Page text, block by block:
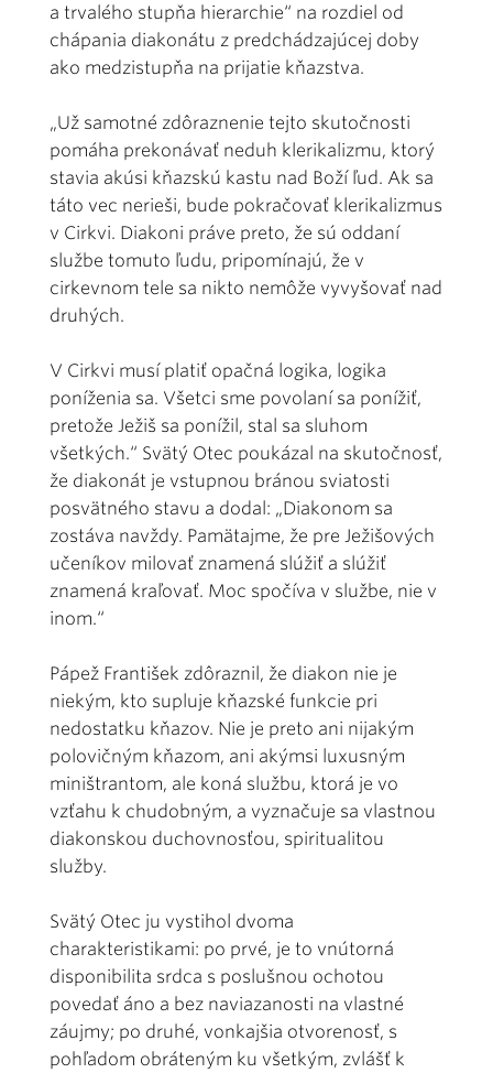
a trvalého stupňa hierarchie“ na rozdiel od
chápania diakonátu z predchádzajúcej doby
ako medzistupňa na prijatie kňazstva.
„Už samotné zdôraznenie tejto skutočnosti
pomáha prekonávať neduh klerikalizmu, ktorý
stavia akúsi kňazskú kastu nad Boží ľud. Ak sa
táto vec nerieši, bude pokračovať klerikalizmus
v Cirkvi. Diakoni práve preto, že sú oddaní
službe tomuto ľudu, pripomínajú, že v
cirkevnom tele sa nikto nemôže vyvyšovať nad
druhých.
V Cirkvi musí platiť opačná logika, logika
poníženia sa. Všetci sme povolaní sa ponížiť,
pretože Ježiš sa ponížil, stal sa sluhom
všetkých.“ Svätý Otec poukázal na skutočnosť,
že diakonát je vstupnou bránou sviatosti
posvätného stavu a dodal: „Diakonom sa
zostáva navždy. Pamätajme, že pre Ježišových
učeníkov milovať znamená slúžiť a slúžiť
znamená kraľovať. Moc spočíva v službe, nie v
inom.“
Pápež František zdôraznil, že diakon nie je
niekým, kto supluje kňazské funkcie pri
nedostatku kňazov. Nie je preto ani nijakým
polovičným kňazom, ani akýmsi luxusným
miništrantom, ale koná službu, ktorá je vo
vzťahu k chudobným, a vyznačuje sa vlastnou
diakonskou duchovnosťou, spiritualitou
služby.
Svätý Otec ju vystihol dvoma
charakteristikami: po prvé, je to vnútorná
disponibilita srdca s poslušnou ochotou
povedať áno a bez naviazanosti na vlastné
záujmy; po druhé, vonkajšia otvorenosť, s
pohľadom obráteným ku všetkým, zvlášť k